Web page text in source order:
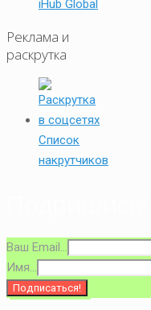
iHub Global
Реклама и
раскрутка
Список
накрутчиков
Ваш Email...
Имя...